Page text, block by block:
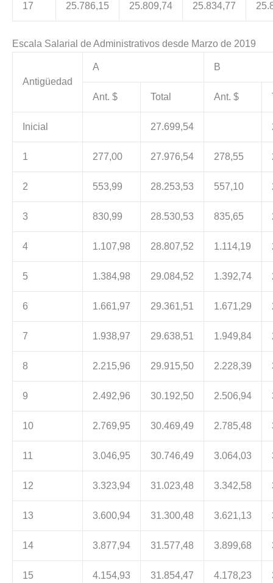
17 25.786,15 25.809,74 25.834,77
Escala Salarial de Administrativos desde Marzo de 2019
Antigüedad
A B
Ant. $ Total Ant. $
Inicial 27.699,54
1 277,00 27.976,54 278,55
2 553,99 28.253,53 557,10
3 830,99 28.530,53 835,65
4 1.107,98 28.807,52 1.114,19
5 1.384,98 29.084,52 1.392,74
6 1.661,97 29.361,51 1.671,29
7 1.938,97 29.638,51 1.949,84
8 2.215,96 29.915,50 2.228,39
9 2.492,96 30.192,50 2.506,94
10 2.769,95 30.469,49 2.785,48
11 3.046,95 30.746,49 3.064,03
12 3.323,94 31.023,48 3.342,58
13 3.600,94 31.300,48 3.621,13
14 3.877,94 31.577,48 3.899,68
15 4.154,93 31.854,47 4.178,23